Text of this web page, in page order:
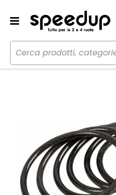
Home Bici Accessori bici
Lucchetto - LAMPA